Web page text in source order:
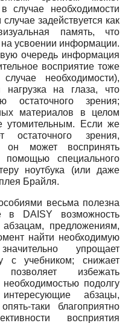
случае необходимости
задействуется как
память, что
на усвоении информации.
очередь информация
восприятие тоже
необходимости),
нагрузка на глаза, что
остаточного зрения;
материалов в целом
утомительным. Если же
остаточного зрения,
он может воспринять
помощью специального
ноутбука (или даже
Брайля.
весьма полезна
в DAISY возможность
предложениям,
найти необходимую
упрощает
с учебником; снижает
избежать
подолгу
абзацы,
таки благоприятно
восприятия